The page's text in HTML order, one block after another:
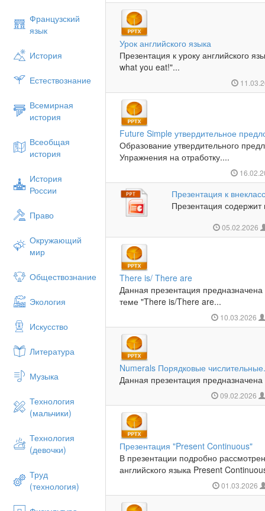
Французский
язык
История
Естествознание
Всемирная
история
Всеобщая
история
История
России
Право
Окружающий
мир
Обществознание
Экология
Искусство
Литература
Музыка
Технология
(мальчики)
Технология
(девочки)
Труд
(технология)
Урок английского языка
Презентация к уроку английского
what you eat!"...
Future Simple утвердительное
Образование утвердительного
Упражнения на отработку....
Презентация к
Презентация
05.02.2026
There is/ There are
Данная презентация
теме "There is/There are...
10.03.2026
Numerals Порядковые
Данная презентация
09.02.2026
Презентация "Present Continuous"
В презентации подробно
английского языка Present
01.03.2026